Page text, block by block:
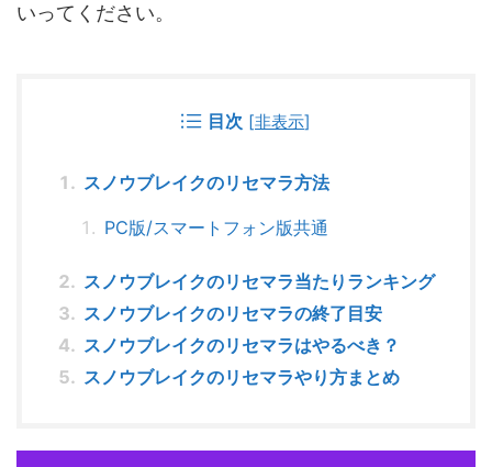
いってください。
目次 [非表示]
スノウブレイクのリセマラ方法
PC版/スマートフォン版共通
スノウブレイクのリセマラ当たりランキング
スノウブレイクのリセマラの終了目安
スノウブレイクのリセマラはやるべき？
スノウブレイクのリセマラやり方まとめ